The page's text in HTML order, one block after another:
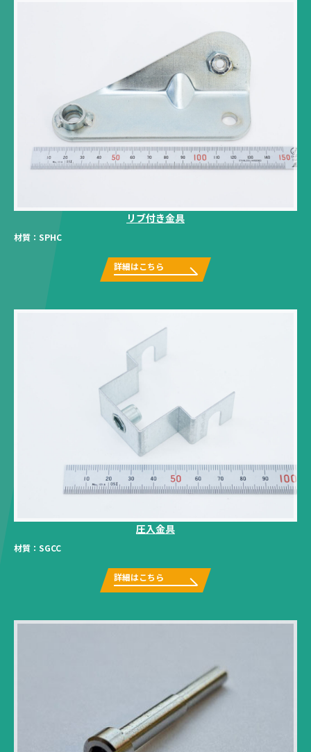
リブ付き金具
材質： SPHC
詳細はこちら
圧入金具
材質： SGCC
詳細はこちら